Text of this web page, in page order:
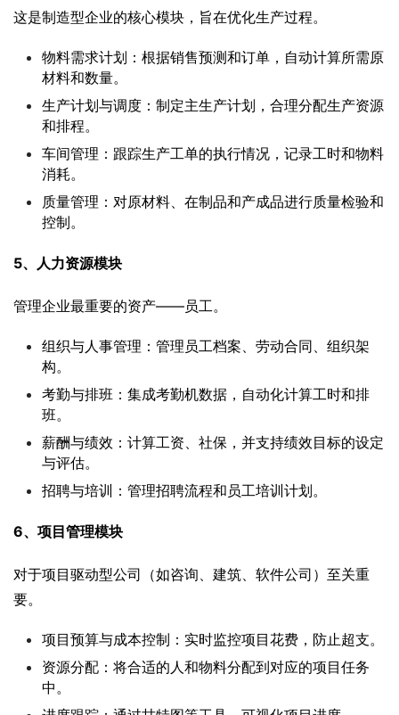
这是制造型企业的核心模块，旨在优化生产过程。
物料需求计划：根据销售预测和订单，自动计算所需原
材料和数量。
生产计划与调度：制定主生产计划，合理分配生产资源
和排程。
车间管理：跟踪生产工单的执行情况，记录工时和物料
消耗。
质量管理：对原材料、在制品和产成品进行质量检验和
控制。
5、人力资源模块
管理企业最重要的资产——员工。
组织与人事管理：管理员工档案、劳动合同、组织架
构。
考勤与排班：集成考勤机数据，自动化计算工时和排
班。
薪酬与绩效：计算工资、社保，并支持绩效目标的设定
与评估。
招聘与培训：管理招聘流程和员工培训计划。
6、项目管理模块
对于项目驱动型公司（如咨询、建筑、软件公司）至关重
要。
项目预算与成本控制：实时监控项目花费，防止超支。
资源分配：将合适的人和物料分配到对应的项目任务
中。